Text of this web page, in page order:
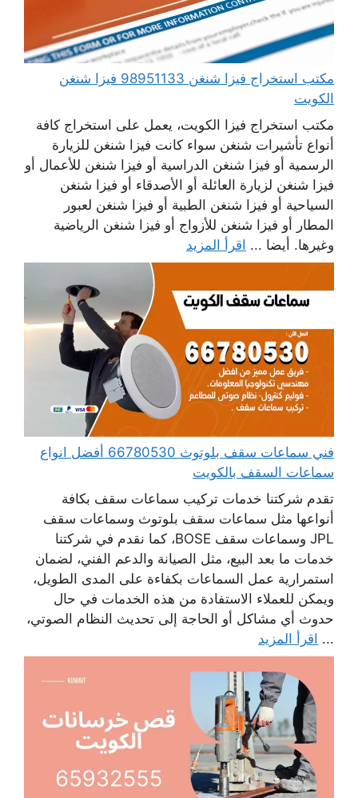
مكتب استخراج فيزا شنغن 98951133 فيزا شنغن
الكويت
مكتب استخراج فيزا الكويت، يعمل على استخراج كافة
أنواع تأشيرات شنغن سواء كانت فيزا شنغن للزيارة
الرسمية أو فيزا شنغن الدراسية أو فيزا شنغن للأعمال أو
فيزا شنغن لزيارة العائلة أو الأصدقاء أو فيزا شنغن
السياحية أو فيزا شنغن الطبية أو فيزا شنغن لعبور
المطار أو فيزا شنغن للأزواج أو فيزا شنغن الرياضية
وغيرها. أيضا ... اقرأ المزيد
فني سماعات سقف بلوتوث 66780530 أفضل انواع
سماعات السقف بالكويت
تقدم شركتنا خدمات تركيب سماعات سقف بكافة
أنواعها مثل سماعات سقف بلوتوث وسماعات سقف
JPL وسماعات سقف BOSE، كما نقدم في شركتنا
خدمات ما بعد البيع، مثل الصيانة والدعم الفني، لضمان
استمرارية عمل السماعات بكفاءة على المدى الطويل،
ويمكن للعملاء الاستفادة من هذه الخدمات في حال
حدوث أي مشاكل أو الحاجة إلى تحديث النظام الصوتي،
... اقرأ المزيد